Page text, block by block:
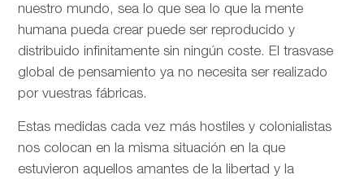
nuestro mundo, sea lo que sea lo que la mente
humana pueda crear puede ser reproducido y
distribuido infinitamente sin ningún coste. El trasvase
global de pensamiento ya no necesita ser realizado
por vuestras fábricas.
Estas medidas cada vez más hostiles y colonialistas
nos colocan en la misma situación en la que
estuvieron aquellos amantes de la libertad y la